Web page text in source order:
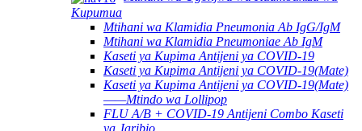
Kupumua
Mtihani wa Klamidia Pneumonia Ab IgG/IgM
Mtihani wa Klamidia Pneumoniae Ab IgM
Kaseti ya Kupima Antijeni ya COVID-19
Kaseti ya Kupima Antijeni ya COVID-19(Mate)
Kaseti ya Kupima Antijeni ya COVID-19(Mate)
——Mtindo wa Lollipop
FLU A/B + COVID-19 Antijeni Combo Kaseti
ya Jaribio